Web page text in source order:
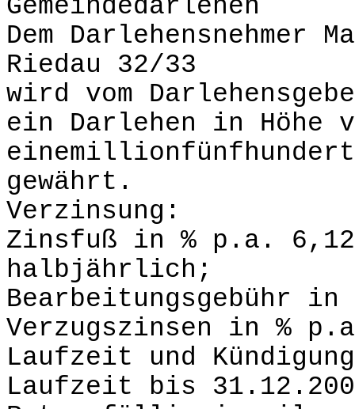
Gemeindedarlehen
Dem Darlehensnehmer
Riedau 32/33
wird vom
ein Darlehen in Höhe
gewährt.
Verzinsung:
Zinsfuß in % p.a.
halbjährlich;
Bearbeitungsgebühr
Verzugszinsen in %
Laufzeit und
Laufzeit bis